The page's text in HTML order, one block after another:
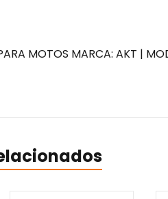
MOTOS MARCA: AKT |